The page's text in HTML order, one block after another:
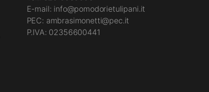
E-mail: info@pomodorietulipani.it
PEC: ambrasimonetti@pec.it
P.IVA: 02356600441